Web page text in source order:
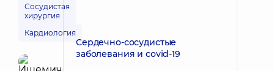
Сосудистая
хирургия
Кардиология
Сердечно-сосудистые
заболевания и covid-19